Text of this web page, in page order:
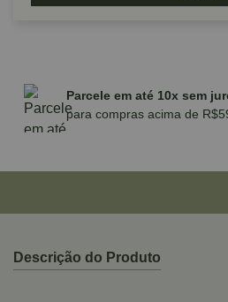
Parcele em até 10x sem
para compras acima de
Descrição do Produto